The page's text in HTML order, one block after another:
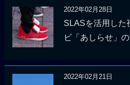
2022年02月28日
SLASを活用した
ビ「あしらせ」
2022年02月21日